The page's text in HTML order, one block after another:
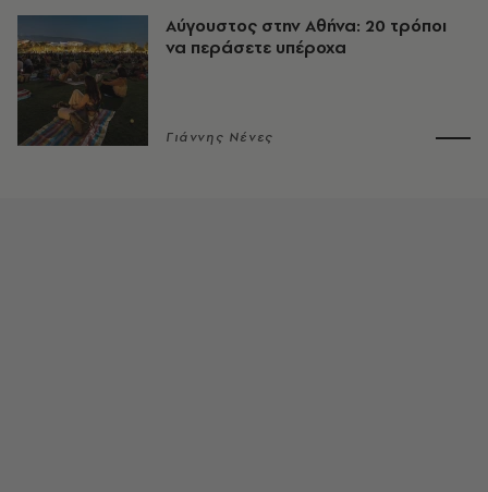
Αύγουστος στην Αθήνα: 20 τρόποι
να περάσετε υπέροχα
Γιάννης Νένες